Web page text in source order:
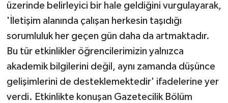
üzerinde belirleyici bir hale geldiğini vurgulayarak,
'İletişim alanında çalışan herkesin taşıdığı
sorumluluk her geçen gün daha da artmaktadır.
Bu tür etkinlikler öğrencilerimizin yalnızca
akademik bilgilerini değil, aynı zamanda düşünce
gelişimlerini de desteklemektedir' ifadelerine yer
verdi. Etkinlikte konuşan Gazetecilik Bölüm